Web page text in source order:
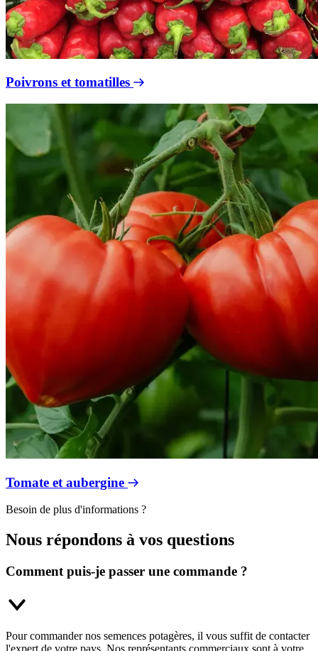
Poivrons et tomatilles
Tomate et aubergine
Besoin de plus d'informations ?
Nous répondons à vos questions
Comment puis-je passer une commande ?
Pour commander nos semences potagères, il vous suffit de contacter
l'expert de votre pays. Nos représentants commerciaux sont à votre